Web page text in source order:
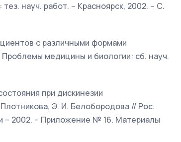
науч. работ. – Красноярск, 2002. – С.
с различными формами
медицины и биологии: сб. науч.
при дискинезии
Э. И. Белобородова // Рос.
– 2002. – Приложение № 16. Материалы